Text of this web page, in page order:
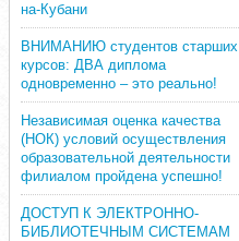
на-Кубани
ВНИМАНИЮ студентов старших
курсов: ДВА диплома
одновременно – это реально!
Независимая оценка качества
(НОК) условий осуществления
образовательной деятельности
филиалом пройдена успешно!
ДОСТУП К ЭЛЕКТРОННО-
БИБЛИОТЕЧНЫМ СИСТЕМАМ